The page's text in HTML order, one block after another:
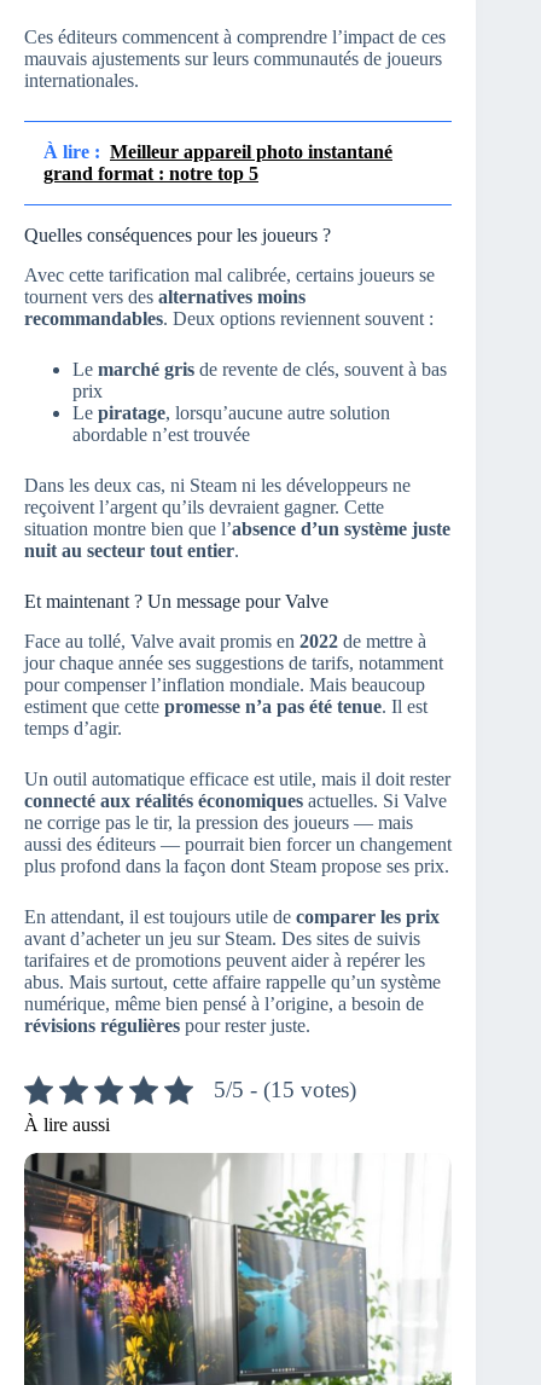
Ces éditeurs commencent à comprendre l’impact de ces
mauvais ajustements sur leurs communautés de joueurs
internationales.
À lire : Meilleur appareil photo instantané
grand format : notre top 5
Quelles conséquences pour les joueurs ?
Avec cette tarification mal calibrée, certains joueurs se
tournent vers des alternatives moins
recommandables. Deux options reviennent souvent :
Le marché gris de revente de clés, souvent à bas
prix
Le piratage, lorsqu’aucune autre solution
abordable n’est trouvée
Dans les deux cas, ni Steam ni les développeurs ne
reçoivent l’argent qu’ils devraient gagner. Cette
situation montre bien que l’absence d’un système juste
nuit au secteur tout entier.
Et maintenant ? Un message pour Valve
Face au tollé, Valve avait promis en 2022 de mettre à
jour chaque année ses suggestions de tarifs, notamment
pour compenser l’inflation mondiale. Mais beaucoup
estiment que cette promesse n’a pas été tenue. Il est
temps d’agir.
Un outil automatique efficace est utile, mais il doit rester
connecté aux réalités économiques actuelles. Si Valve
ne corrige pas le tir, la pression des joueurs — mais
aussi des éditeurs — pourrait bien forcer un changement
plus profond dans la façon dont Steam propose ses prix.
En attendant, il est toujours utile de comparer les prix
avant d’acheter un jeu sur Steam. Des sites de suivis
tarifaires et de promotions peuvent aider à repérer les
abus. Mais surtout, cette affaire rappelle qu’un système
numérique, même bien pensé à l’origine, a besoin de
révisions régulières pour rester juste.
5/5 - (15 votes)
À lire aussi